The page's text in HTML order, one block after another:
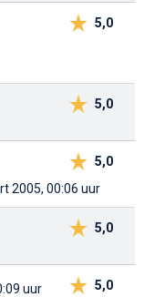
5,0
5,0
5,0
2005, 00:06 uur
5,0
5,0
uur